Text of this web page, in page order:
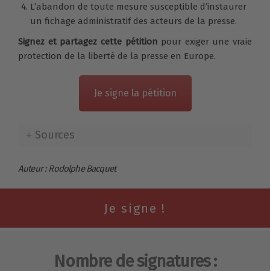
L’abandon de toute mesure susceptible d’instaurer
un fichage administratif des acteurs de la presse.
Signez et partagez cette pétition pour exiger une vraie
protection de la liberté de la presse en Europe.
Je signe la pétition
Sources
Auteur : Rodolphe Bacquet
Nombre de signatures :